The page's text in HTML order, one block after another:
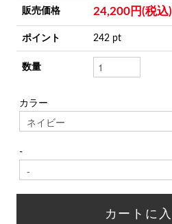
販売価格 24,200円(税込)
ポイント 242 pt
数量
カラー
-